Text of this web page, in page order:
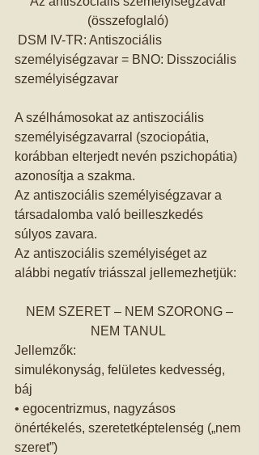
(összefoglaló)
személyiségzavar = BNO: Disszociális
személyiségzavar
A szélhámosokat az antiszociális
személyiségzavarral (szociopátia,
korábban elterjedt nevén pszichopátia)
azonosítja a szakma.
Az antiszociális személyiségzavar a
társadalomba való beilleszkedés
súlyos zavara.
Az antiszociális személyiséget az
alábbi negatív triásszal jellemezhetjük:
NEM TANUL
Jellemzők:
simulékonyság, felületes kedvesség,
báj
• egocentrizmus, nagyzásos
önértékelés, szeretetképtelenség („nem
szeret”)